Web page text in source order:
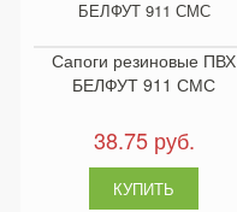
Сапоги резиновые ПВХ
БЕЛФУТ 911 СМС
38.75 руб.